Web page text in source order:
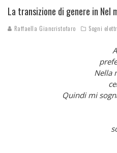
La transizione di genere in Nel
Raffaella Giancristofaro Sogni
Nella
Quindi mi